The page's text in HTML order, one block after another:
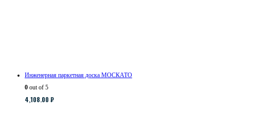
Инженерная паркетная доска МОСКАТО
0 out of 5
4,108.00 ₽